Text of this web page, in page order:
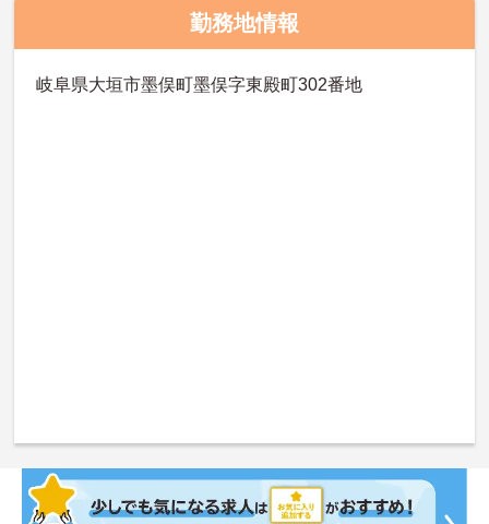
勤務地情報
岐阜県大垣市墨俣町墨俣字東殿町302番地